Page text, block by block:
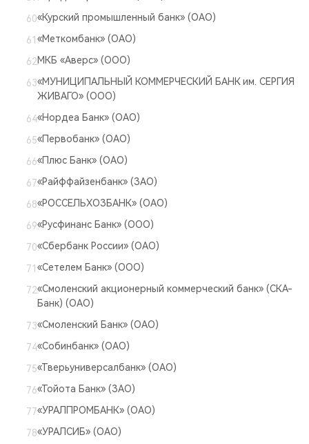
«Курский промышленный банк» (ОАО)
«Меткомбанк» (ОАО)
МКБ «Аверс» (ООО)
«МУНИЦИПАЛЬНЫЙ КОММЕРЧЕСКИЙ БАНК им. СЕРГИЯ
ЖИВАГО» (ООО)
«Нордеа Банк» (ОАО)
«Первобанк» (ОАО)
«Плюс Банк» (ОАО)
«Райффайзенбанк» (ЗАО)
«РОССЕЛЬХОЗБАНК» (ОАО)
«Русфинанс Банк» (ООО)
«Сбербанк России» (ОАО)
«Сетелем Банк» (ООО)
«Смоленский акционерный коммерческий банк» (СКА-
Банк) (ОАО)
«Смоленский Банк» (ОАО)
«Собинбанк» (ОАО)
«Тверьуниверсалбанк» (ОАО)
«Тойота Банк» (ЗАО)
«УРАЛПРОМБАНК» (ОАО)
«УРАЛСИБ» (ОАО)